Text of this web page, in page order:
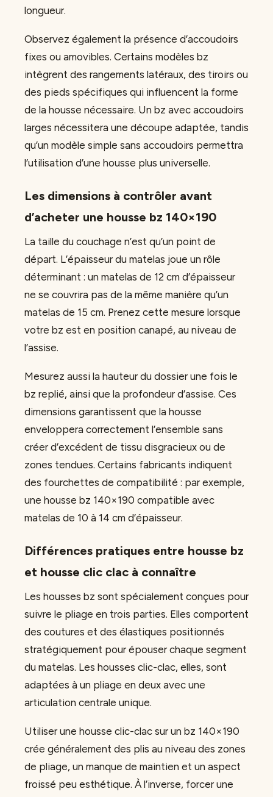
longueur.
Observez également la présence d’accoudoirs
fixes ou amovibles. Certains modèles bz
intègrent des rangements latéraux, des tiroirs ou
des pieds spécifiques qui influencent la forme
de la housse nécessaire. Un bz avec accoudoirs
larges nécessitera une découpe adaptée, tandis
qu’un modèle simple sans accoudoirs permettra
l’utilisation d’une housse plus universelle.
Les dimensions à contrôler avant
d’acheter une housse bz 140×190
La taille du couchage n’est qu’un point de
départ. L’épaisseur du matelas joue un rôle
déterminant : un matelas de 12 cm d’épaisseur
ne se couvrira pas de la même manière qu’un
matelas de 15 cm. Prenez cette mesure lorsque
votre bz est en position canapé, au niveau de
l’assise.
Mesurez aussi la hauteur du dossier une fois le
bz replié, ainsi que la profondeur d’assise. Ces
dimensions garantissent que la housse
enveloppera correctement l’ensemble sans
créer d’excédent de tissu disgracieux ou de
zones tendues. Certains fabricants indiquent
des fourchettes de compatibilité : par exemple,
une housse bz 140×190 compatible avec
matelas de 10 à 14 cm d’épaisseur.
Différences pratiques entre housse bz
et housse clic clac à connaître
Les housses bz sont spécialement conçues pour
suivre le pliage en trois parties. Elles comportent
des coutures et des élastiques positionnés
stratégiquement pour épouser chaque segment
du matelas. Les housses clic-clac, elles, sont
adaptées à un pliage en deux avec une
articulation centrale unique.
Utiliser une housse clic-clac sur un bz 140×190
crée généralement des plis au niveau des zones
de pliage, un manque de maintien et un aspect
froissé peu esthétique. À l’inverse, forcer une